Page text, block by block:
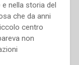
nella storia del
che da anni
centro
non